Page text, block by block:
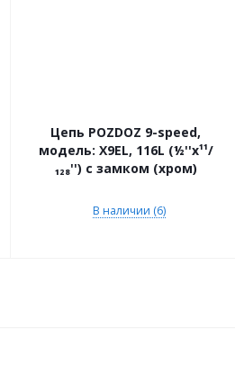
Цепь POZDOZ 9-speed,
модель: X9EL, 116L (½''х¹¹/
₁₂₈'') с замком (хром)
В наличии (6)